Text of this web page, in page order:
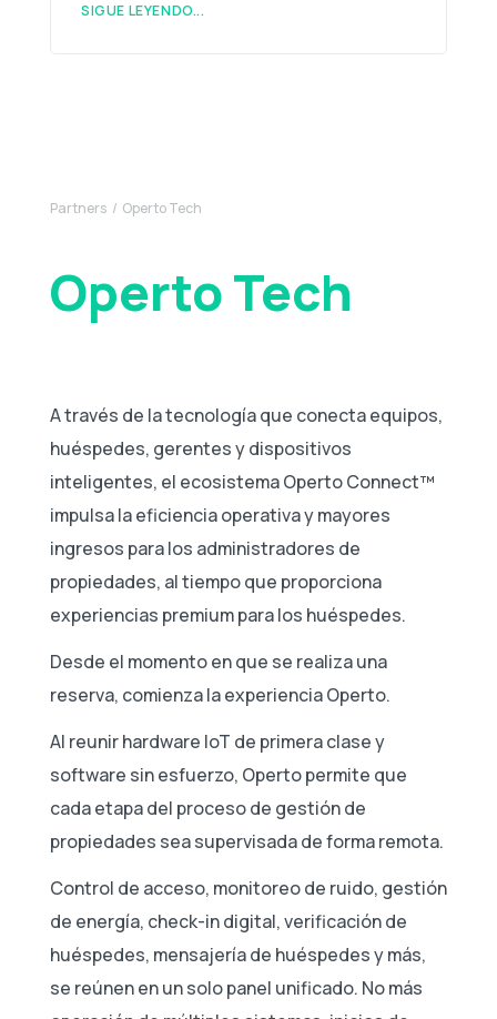
SIGUE LEYENDO...
Partners Operto Tech
Operto Tech
A través de la tecnología que conecta equipos,
huéspedes, gerentes y dispositivos
inteligentes, el ecosistema Operto Connect™
impulsa la eficiencia operativa y mayores
ingresos para los administradores de
propiedades, al tiempo que proporciona
experiencias premium para los huéspedes.
Desde el momento en que se realiza una
reserva, comienza la experiencia Operto.
Al reunir hardware IoT de primera clase y
software sin esfuerzo, Operto permite que
cada etapa del proceso de gestión de
propiedades sea supervisada de forma remota.
Control de acceso, monitoreo de ruido, gestión
de energía, check-in digital, verificación de
huéspedes, mensajería de huéspedes y más,
se reúnen en un solo panel unificado. No más